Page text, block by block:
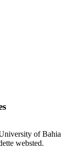
of Bahia
websted.